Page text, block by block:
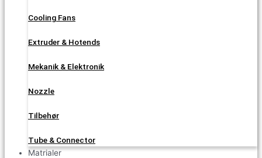
Cooling Fans
Extruder & Hotends
Mekanik & Elektronik
Nozzle
Tilbehør
Tube & Connector
Matrialer